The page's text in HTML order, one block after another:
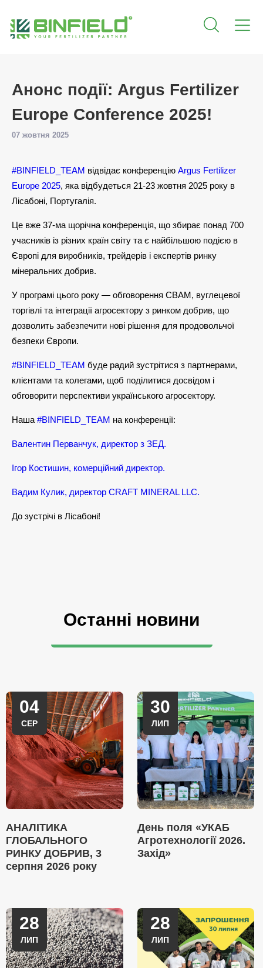
Анонс події: Argus Fertilizer
Europe Conference 2025!
07 жовтня 2025
#BINFIELD_TEAM відвідає конференцію Argus Fertilizer
Europe 2025, яка відбудеться 21-23 жовтня 2025 року в
Лісабоні, Португалія.
Це вже 37-ма щорічна конференція, що збирає понад 700
учасників із різних країн світу та є найбільшою подією в
Європі для виробників, трейдерів і експертів ринку
мінеральних добрив.
У програмі цього року — обговорення CBAM, вуглецевої
торгівлі та інтеграції агросектору з ринком добрив, що
дозволить забезпечити нові рішення для продовольчої
безпеки Європи.
#BINFIELD_TEAM буде радий зустрітися з партнерами,
клієнтами та колегами, щоб поділитися досвідом і
обговорити перспективи українського агросектору.
Наша #BINFIELD_TEAM на конференції:
Валентин Перванчук, директор з ЗЕД.
Ігор Костишин, комерційний директор.
Вадим Кулик, директор CRAFT MINERAL LLC.
До зустрічі в Лісабоні!
Останні новини
04
СЕР
АНАЛІТИКА
ГЛОБАЛЬНОГО
РИНКУ ДОБРИВ, 3
серпня 2026 року
30
ЛИП
День поля «УКАБ
Агротехнології 2026.
Захід»
28
ЛИП
28
ЛИП